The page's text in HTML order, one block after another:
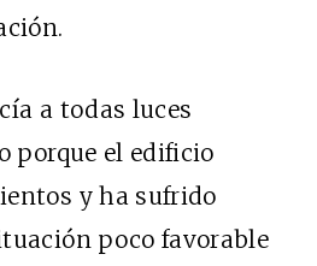
a todas luces
porque el edificio
y ha sufrido
poco favorable